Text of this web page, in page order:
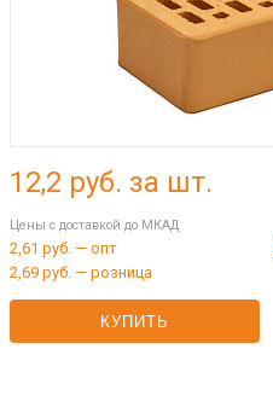
12,2 руб. за шт.
Цены с доставкой до МКАД
2,61 руб. — опт
2,69 руб. — розница
КУПИТЬ